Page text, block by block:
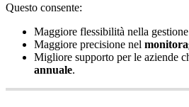
Questo consente:
Maggiore flessibilità nella gestione
Maggiore precisione nel
Migliore supporto per le aziende
annuale.